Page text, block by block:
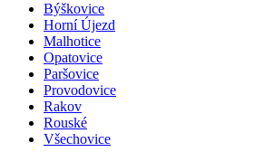
Býškovice
Horní Újezd
Malhotice
Opatovice
Paršovice
Provodovice
Rakov
Rouské
Všechovice